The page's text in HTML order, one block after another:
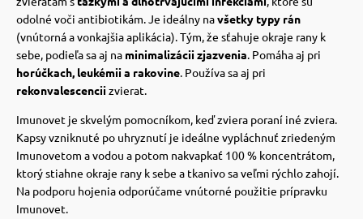
odolné voči antibiotikám. Je ideálny navšetky typy rán
(vnútorná a vonkajšia aplikácia). Tým, že sťahuje okraje rany k
sebe, podieľa sa aj na minimalizácii zjazvenia. Pomáha aj pri
horúčkach, leukémii a rakovine. Používa sa aj pri
rekonvalescenciizvierat.
Imunovet je skvelým pomocníkom, keď zviera poraní iné zviera.
Kapsy vzniknuté po uhryznutí je ideálne vypláchnuť zriedeným
Imunovetom a vodou a potom nakvapkať 100 % koncentrátom,
ktorý stiahne okraje rany k sebe a tkanivo sa veľmi rýchlo zahojí.
Na podporu hojenia odporúčame vnútorné použitie prípravku
Imunovet.